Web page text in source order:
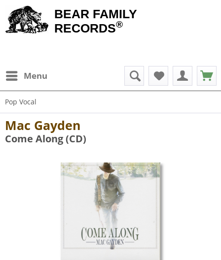
BEAR FAMILY
RECORDS®
Menu
Pop Vocal
Mac Gayden
Come Along (CD)